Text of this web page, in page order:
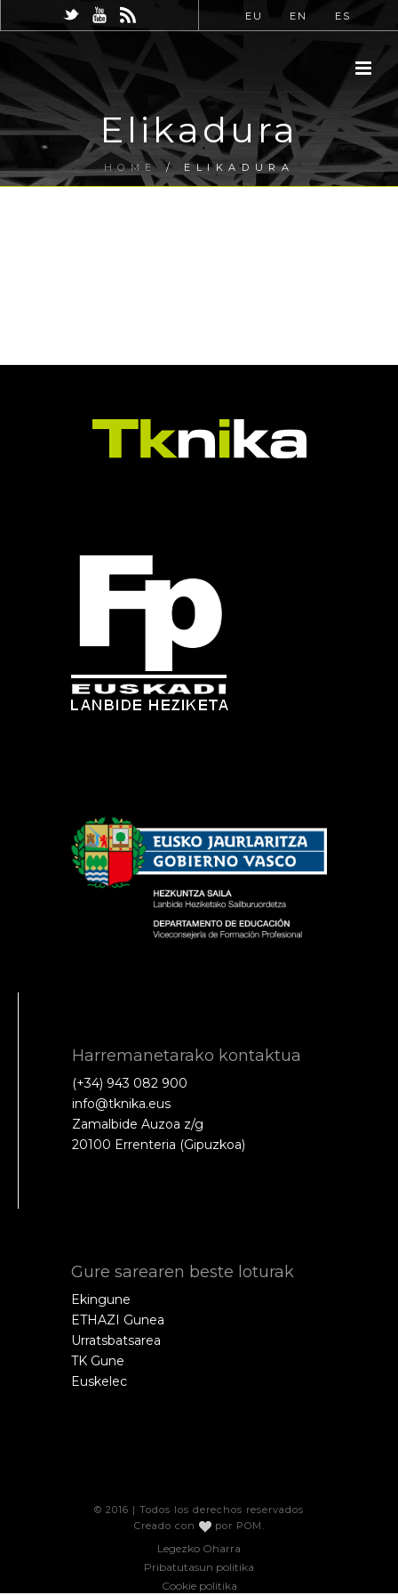
EU EN ES
Elikadura
HOME / ELIKADURA
Harremanetarako kontaktua
(+34) 943 082 900
info@tknika.eus
Zamalbide Auzoa z/g
20100 Errenteria (Gipuzkoa)
Gure sarearen beste loturak
Ekingune
ETHAZI Gunea
Urratsbatsarea
TK Gune
Euskelec
© 2016 | Todos los derechos reservados
Creado con
por POM
Legezko Oharra
Pribatutasun politika
Cookie politika